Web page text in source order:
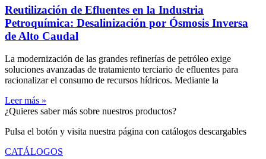
Reutilización de Efluentes en la Industria
Petroquímica: Desalinización por Ósmosis Inversa
de Alto Caudal
La modernización de las grandes refinerías de petróleo exige
soluciones avanzadas de tratamiento terciario de efluentes para
racionalizar el consumo de recursos hídricos. Mediante la
Leer más »
¿Quieres saber más sobre nuestros productos?
Pulsa el botón y visita nuestra página con catálogos descargables
CATÁLOGOS